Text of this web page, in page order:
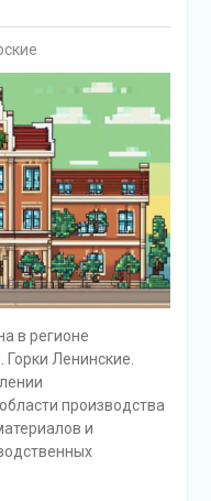
в регионе
Горки Ленинские.
производства
и